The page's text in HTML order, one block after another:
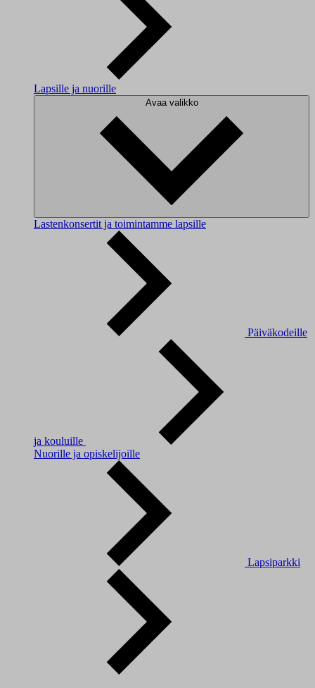
Lapsille ja nuorille
Avaa valikko
Lastenkonsertit ja toimintamme lapsille
Päiväkodeille
ja kouluille
Nuorille ja opiskelijoille
Lapsiparkki